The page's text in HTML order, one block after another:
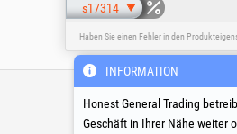
s17314
Haben Sie einen Fehler in den
INFORMATION
Honest General Trading
Geschäft in Ihrer Nähe weiter